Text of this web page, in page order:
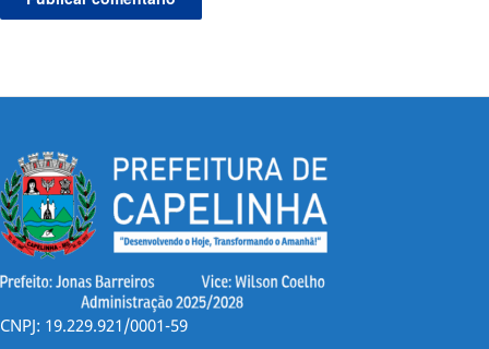
CNPJ: 19.229.921/0001-59